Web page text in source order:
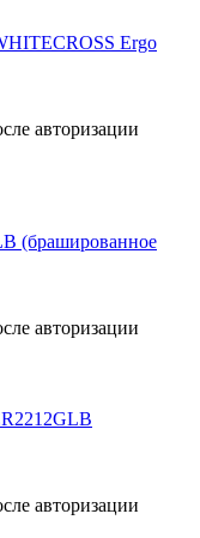
Ergo
авторизации
(брашированное
авторизации
авторизации